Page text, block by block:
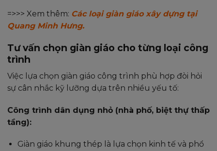
=>>> Xem thêm: Các loại giàn giáo xây dựng tại
Quang Minh Hưng.
Tư vấn chọn giàn giáo cho từng loại công
trình
Việc lựa chọn giàn giáo công trình phù hợp đòi hỏi
sự cân nhắc kỹ lưỡng dựa trên nhiều yếu tố:
Công trình dân dụng nhỏ (nhà phố, biệt thự thấp
tầng):
Giàn giáo khung thép là lựa chọn kinh tế và phổ